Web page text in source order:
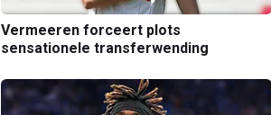
Vermeeren forceert plots
sensationele transferwending